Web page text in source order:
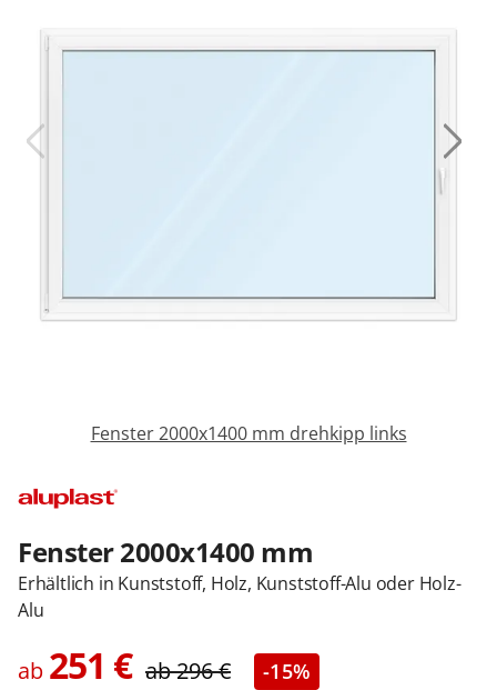
Anmelden / Registrieren
Fenster 2000x1400 mm drehkipp links
Fenster 2000x1400 mm
Erhältlich in Kunststoff, Holz, Kunststoff-Alu oder Holz-
Alu
ab 251 € ab296€ -15%